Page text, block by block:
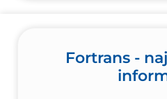
Fortrans -